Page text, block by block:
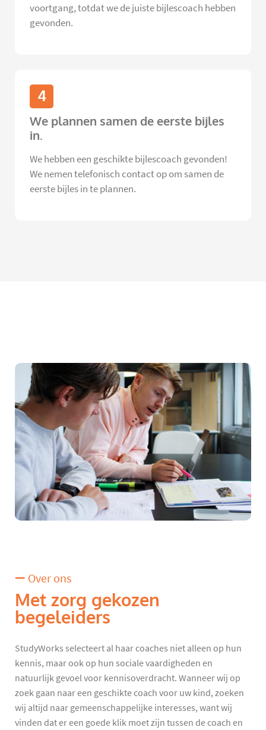
voortgang, totdat we de juiste bijlescoach hebben
gevonden.
4
We plannen samen de eerste bijles
in.
We hebben een geschikte bijlescoach gevonden!
We nemen telefonisch contact op om samen de
eerste bijles in te plannen.
Over ons
Met zorg gekozen
begeleiders
StudyWorks selecteert al haar coaches niet alleen op hun
kennis, maar ook op hun sociale vaardigheden en
natuurlijk gevoel voor kennisoverdracht. Wanneer wij op
zoek gaan naar een geschikte coach voor uw kind, zoeken
wij altijd naar gemeenschappelijke interesses, want wij
vinden dat er een goede klik moet zijn tussen de coach en